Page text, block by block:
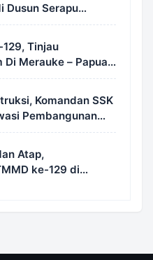
Dusun Serapu
Tinjau
Di Merauke – Papua
Komandan SSK
Pembangunan
Atap,
ke-129 di